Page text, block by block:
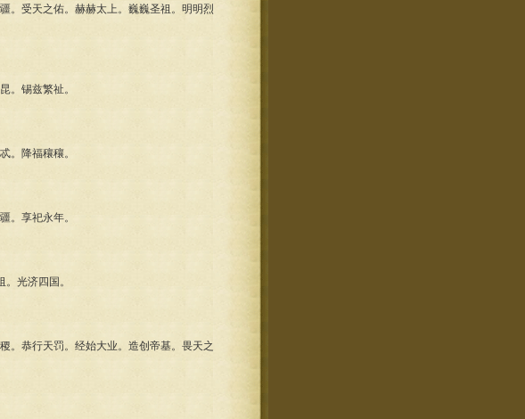
受天之佑。赫赫太上。巍巍圣祖。明明烈
锡兹繁祉。
降福穰穰。
享祀永年。
光济四国。
恭行天罚。经始大业。造创帝基。畏天之